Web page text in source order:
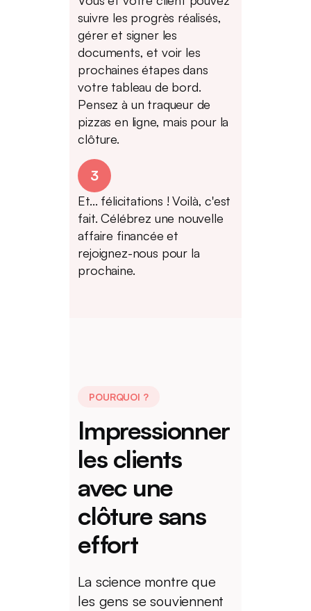
suivre les progrès réalisés,
gérer et signer les
documents, et voir les
prochaines étapes dans
votre tableau de bord.
Pensez à un traqueur de
pizzas en ligne, mais pour la
clôture.
3
Et... félicitations ! Voilà, c'est
fait. Célébrez une nouvelle
affaire financée et
rejoignez-nous pour la
prochaine.
POURQUOI ?
Impressionner
les clients
avec une
clôture sans
effort
La science montre que
les gens se souviennent